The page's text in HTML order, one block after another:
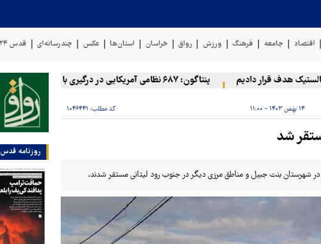
اقتصاد جامعه فرهنگ ورزش رواق خراسان استان‌ها عکس چندرسانه‌ای قدس ۲۴
هدف قرار دادیم پنتاگون: ۶۸۷ نظامی آمریکایی در درگیری با ایران زخمی شدند
۱۴ بهمن ۱۴۰۳ - ۱۱:۰۰ کد مطلب: ۱۰۴۶۴۴۱
شد
شهرستان بنت جبیل و مناطق مرزی دیگر در جنوب رود لیتانی مستقر شدند.
روزنامه قدس